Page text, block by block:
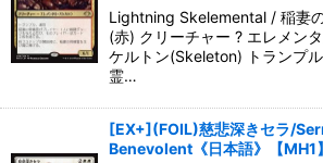
Lightning Skelemental / 稲妻
(赤) クリーチャー ? エレメン
ケルトン(Skeleton) トランプ
霊…
[EX+](FOIL)慈悲深きセラ/
Benevolent《日本語》【MH1】